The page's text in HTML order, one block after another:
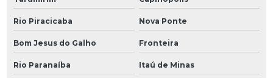
Rio Piracicaba Nova Ponte
Bom Jesus do Galho Fronteira
Rio Paranaíba Itaú de Minas